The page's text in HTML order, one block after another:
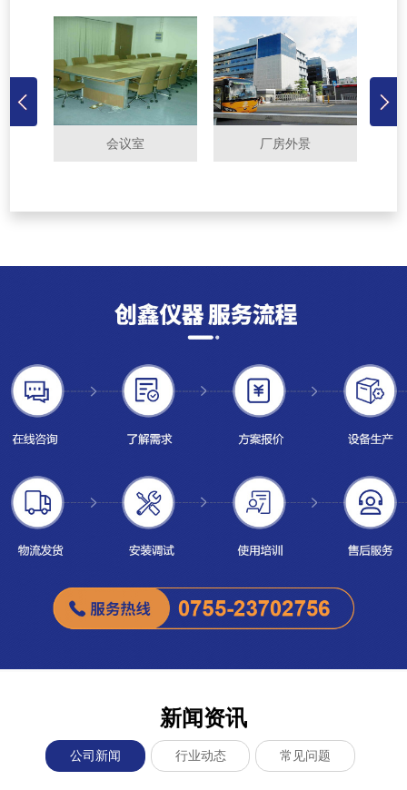
厂房外景
新闻资讯
公司新闻 行业动态 常见问题